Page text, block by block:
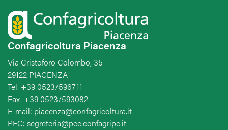
Confagricoltura Piacenza
Via Cristoforo Colombo, 35
29122 PIACENZA
Tel. +39 0523/596711
Fax. +39 0523/593082
E-mail: piacenza@confagricoltura.it
PEC: segreteria@pec.confagripc.it